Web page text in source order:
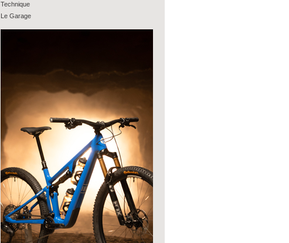
Technique
Le Garage